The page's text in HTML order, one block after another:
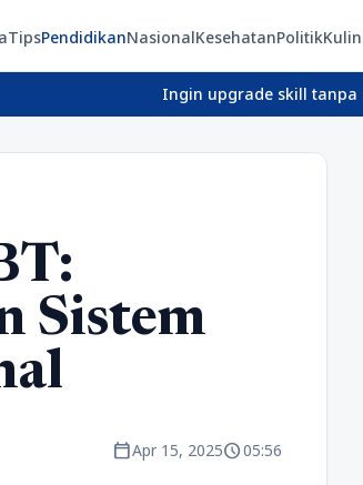
TipsPendidikanNasionalKesehatanPolitik
Ingin upgrade skill tanpa ribet?
Sistem
calendar_todayApr 15, 2025schedule05:56